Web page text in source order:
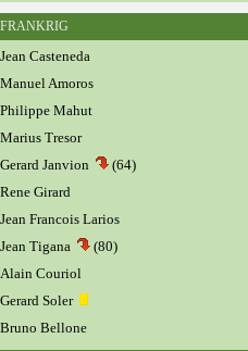
FRANKRIG
Jean Casteneda
Manuel Amoros
Philippe Mahut
Marius Tresor
Gerard Janvion
(64)
Rene Girard
Jean Francois Larios
Jean Tigana
(80)
Alain Couriol
Gerard Soler
Bruno Bellone